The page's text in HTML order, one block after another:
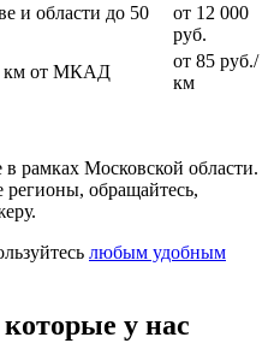
и области до 50
от 12 000
руб.
км от МКАД
от 85 руб./
км
рамках Московской области.
регионы, обращайтесь,
любым удобным
у нас